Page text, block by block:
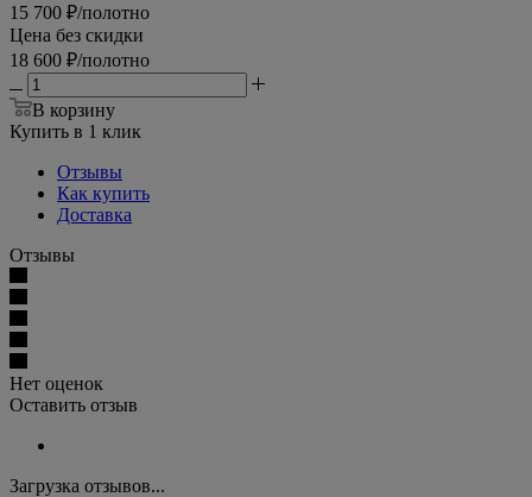
15 700 ₽/полотно
Цена без скидки
18 600 ₽/полотно
В корзину
Купить в 1 клик
Отзывы
Как купить
Доставка
Отзывы
Нет оценок
Оставить отзыв
Загрузка отзывов...